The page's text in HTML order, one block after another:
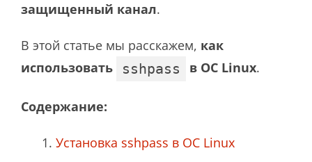
защищенный канал.
В этой статье мы расскажем, как
использовать
sshpass в ОС Linux.
Содержание:
Установка sshpass в ОС Linux